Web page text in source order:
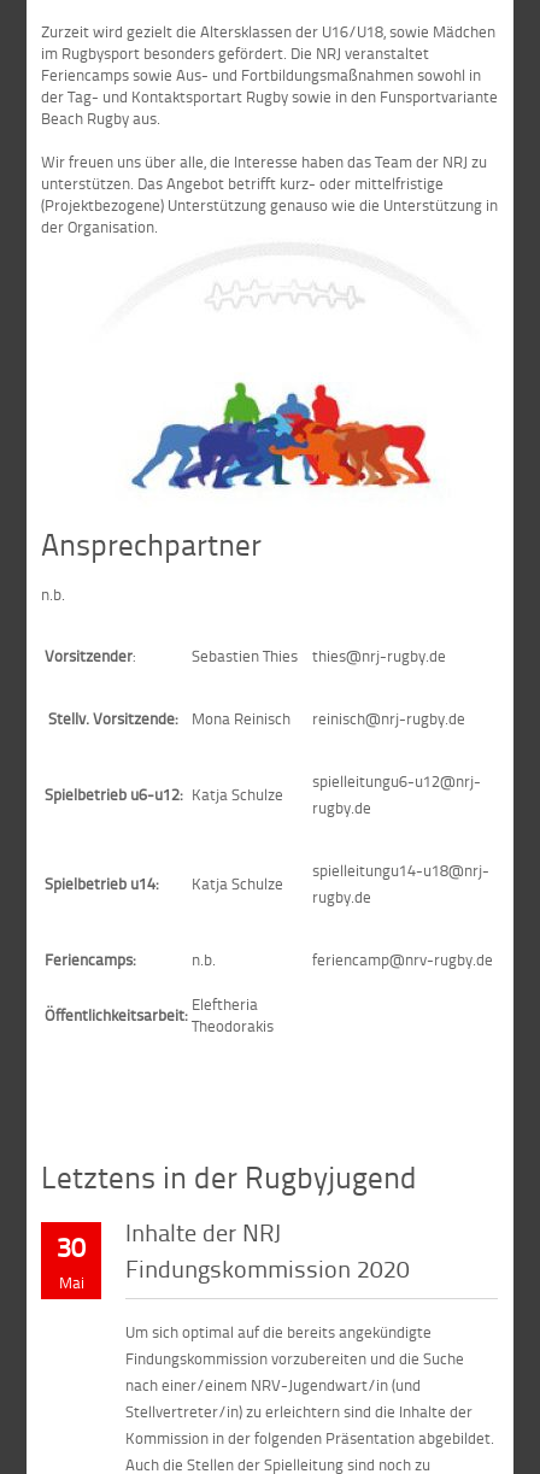
Zurzeit wird gezielt die Altersklassen der U16/U18, sowie Mädchen
im Rugbysport besonders gefördert. Die NRJ veranstaltet
Feriencamps sowie Aus- und Fortbildungsmaßnahmen sowohl in
der Tag- und Kontaktsportart Rugby sowie in den Funsportvariante
Beach Rugby aus.
Wir freuen uns über alle, die Interesse haben das Team der NRJ zu
unterstützen. Das Angebot betrifft kurz- oder mittelfristige
(Projektbezogene) Unterstützung genauso wie die Unterstützung in
der Organisation.
Ansprechpartner
n.b.
Vorsitzender: Sebastien Thies thies@nrj-rugby.de
Stellv. Vorsitzende: Mona Reinisch reinisch@nrj-rugby.de
Spielbetrieb u6-u12: Katja Schulze
spielleitungu6-u12@nrj-
rugby.de
Spielbetrieb u14: Katja Schulze
spielleitungu14-u18@nrj-
rugby.de
Feriencamps: n.b. feriencamp@nrv-rugby.de
Öffentlichkeitsarbeit: Eleftheria
Theodorakis
Letztens in der Rugbyjugend
30
Mai
Inhalte der NRJ
Findungskommission 2020
Um sich optimal auf die bereits angekündigte
Findungskommission vorzubereiten und die Suche
nach einer/einem NRV-Jugendwart/in (und
Stellvertreter/in) zu erleichtern sind die Inhalte der
Kommission in der folgenden Präsentation abgebildet.
Auch die Stellen der Spielleitung sind noch zu